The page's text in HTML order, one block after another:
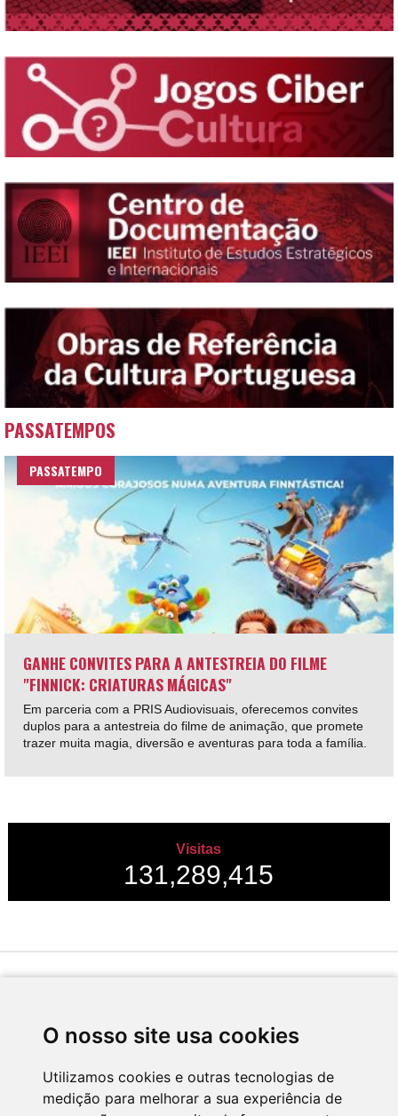
O nosso site usa cookies
Utilizamos cookies e outras tecnologias de
medição para melhorar a sua experiência de
PASSATEMPOS
PASSATEMPO
GANHE CONVITES PARA A ANTESTREIA DO FILME
"FINNICK: CRIATURAS MÁGICAS"
Em parceria com a PRIS Audiovisuais, oferecemos convites
duplos para a antestreia do filme de animação, que promete
trazer muita magia, diversão e aventuras para toda a família.
Visitas
131,289,415